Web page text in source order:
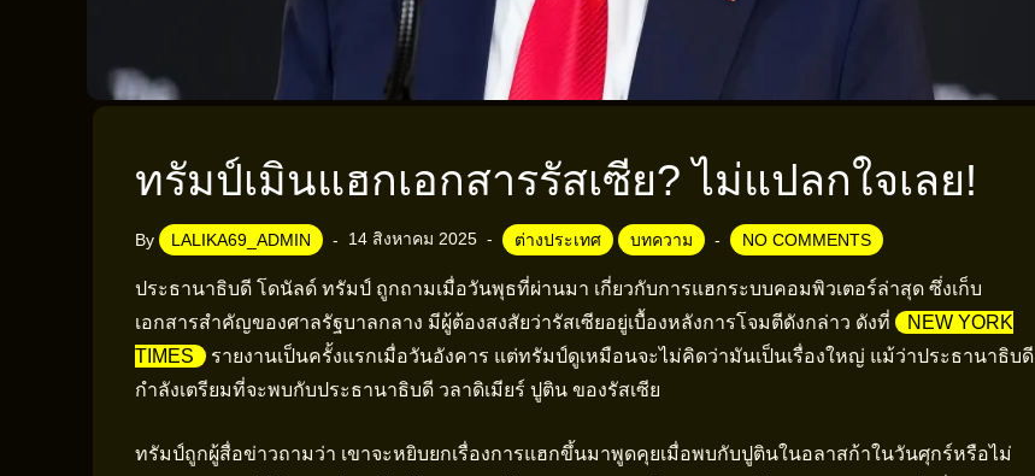
ทรัมป์เมินแฮกเอกสารรัสเซีย? ไม่แปลกใจเลย!
By LALIKA69_ADMIN 14 สิงหาคม 2025 ต่างประเทศ บทความ NO COMMENTS
ประธานาธิบดี โดนัลด์ ทรัมป์ ถูกถามเมื่อวันพุธที่ผ่านมา เกี่ยวกับการแฮกระบบคอมพิวเตอร์ล่าสุด ซึ่งเก็บ
เอกสารสำคัญของศาลรัฐบาลกลาง มีผู้ต้องสงสัยว่ารัสเซียอยู่เบื้องหลังการโจมตีดังกล่าว ดังที่
NEW YORK
TIMES
รายงานเป็นครั้งแรกเมื่อวันอังคาร แต่ทรัมป์ดูเหมือนจะไม่คิดว่ามันเป็นเรื่องใหญ่ แม้ว่าประธานาธิบดี
กำลังเตรียมที่จะพบกับประธานาธิบดี วลาดิเมียร์ ปูติน ของรัสเซีย
ทรัมป์ถูกผู้สื่อข่าวถามว่า เขาจะหยิบยกเรื่องการแฮกขึ้นมาพูดคุยเมื่อพบกับปูตินในอลาสก้าในวันศุกร์หรือไม่